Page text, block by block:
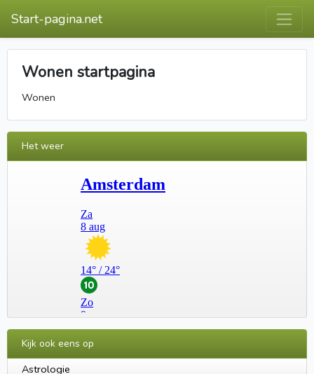
Start-pagina.net
Wonen startpagina
Wonen
Het weer
Kijk ook eens op
Astrologie